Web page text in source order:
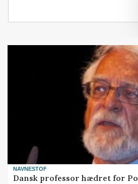
NAVNESTOF
Dansk professor hædret for